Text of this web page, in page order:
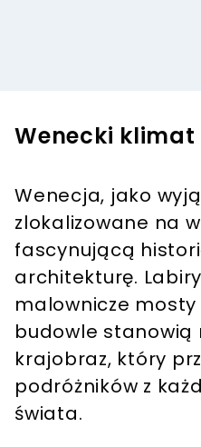
Wenecki klimat
Wenecja, jako
zlokalizowane na
fascynującą
architekturę.
malownicze
budowle
krajobraz, który
podróżników z
świata.